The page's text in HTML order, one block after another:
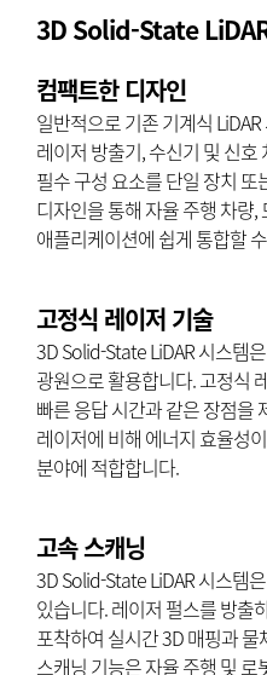
3D Solid-State
컴팩트한 디자인
일반적으로 기존 기계식
레이저 방출기, 수신기 및 신
필수 구성 요소를 단일 장치
디자인을 통해 자율 주행 차량
애플리케이션에 쉽게 통합할
고정식 레이저 기술
3D Solid-State LiDAR 시스템
광원으로 활용합니다. 고정식
빠른 응답 시간과 같은 장점을
레이저에 비해 에너지 효율성
분야에 적합합니다.
고속 스캐닝
3D Solid-State LiDAR 시스템
있습니다. 레이저 펄스를 방출
포착하여 실시간 3D 매핑과
스캐닝 기능은 자율 주행 및